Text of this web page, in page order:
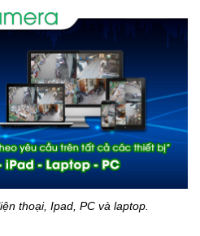
thoại, Ipad, PC và laptop.